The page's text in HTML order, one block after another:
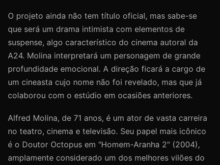
O projeto ainda não tem título oficial, mas sabe-se
que será um drama intimista com elementos de
suspense, algo característico do cinema autoral da
A24. Molina interpretará um personagem de grande
profundidade emocional. A direção ficará a cargo de
um cineasta cujo nome não foi revelado, mas que já
colaborou com o estúdio em ocasiões anteriores.
Alfred Molina, de 71 anos, é um ator de vasta carreira
no teatro, cinema e televisão. Seu papel mais icônico
é o Doutor Octopus em "Homem-Aranha 2" (2004),
amplamente considerado um dos melhores vilões do